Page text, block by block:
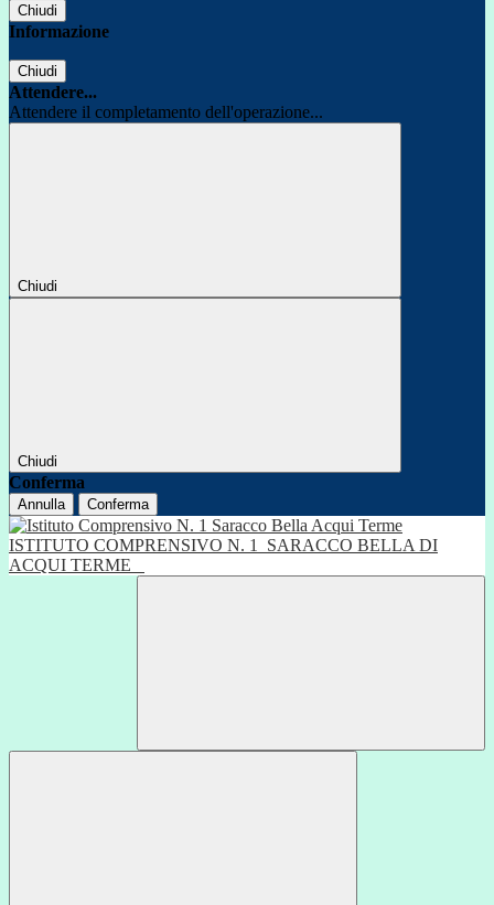
Chiudi
Informazione
Chiudi
Attendere...
Attendere il completamento dell'operazione...
Chiudi
Chiudi
Conferma
Annulla Conferma
ISTITUTO COMPRENSIVO N. 1
SARACCO BELLA DI
ACQUI TERME